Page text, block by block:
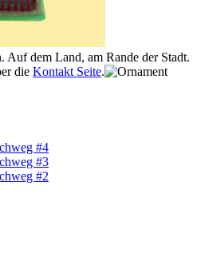
Auf dem Land, am Rande der Stadt.
die Kontakt Seite.
#4
#3
#2